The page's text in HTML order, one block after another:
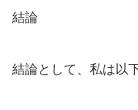
結論
結論として、私は以